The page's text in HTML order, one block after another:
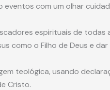
eventos com um olhar
espirituais de todas
como o Filho de Deus e
teológica, usando
Cristo.